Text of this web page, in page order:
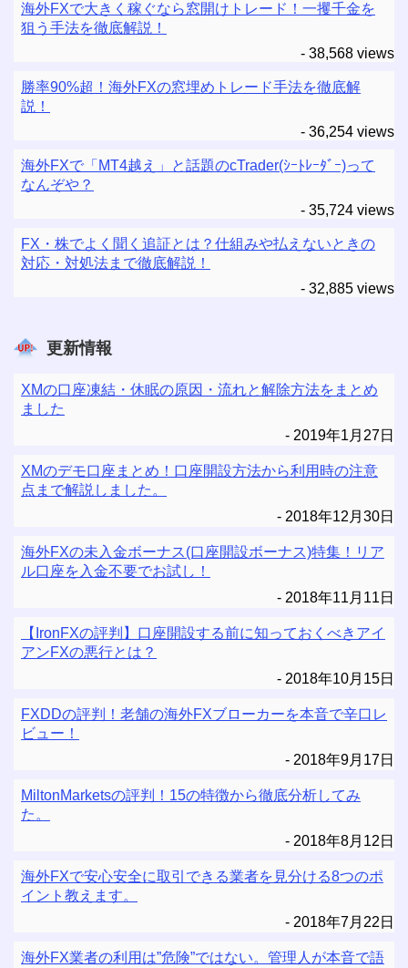
海外FXで大きく稼ぐなら窓開けトレード！一攫千金を
狙う手法を徹底解説！
- 38,568 views
勝率90%超！海外FXの窓埋めトレード手法を徹底解
説！
- 36,254 views
海外FXで「MT4越え」と話題のcTrader(ｼｰﾄﾚｰﾀﾞｰ)って
なんぞや？
- 35,724 views
FX・株でよく聞く追証とは？仕組みや払えないときの
対応・対処法まで徹底解説！
- 32,885 views
更新情報
XMの口座凍結・休眠の原因・流れと解除方法をまとめ
ました
2019年1月27日
XMのデモ口座まとめ！口座開設方法から利用時の注意
点まで解説しました。
2018年12月30日
海外FXの未入金ボーナス(口座開設ボーナス)特集！リア
ル口座を入金不要でお試し！
2018年11月11日
【IronFXの評判】口座開設する前に知っておくべきアイ
アンFXの悪行とは？
2018年10月15日
FXDDの評判！老舗の海外FXブローカーを本音で辛口レ
ビュー！
2018年9月17日
MiltonMarketsの評判！15の特徴から徹底分析してみ
た。
2018年8月12日
海外FXで安心安全に取引できる業者を見分ける8つのポ
イント教えます。
2018年7月22日
海外FX業者の利用は”危険”ではない。管理人が本音で語